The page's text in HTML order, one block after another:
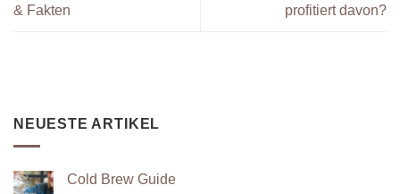
& Fakten
profitiert davon?
NEUESTE ARTIKEL
Cold Brew Guide